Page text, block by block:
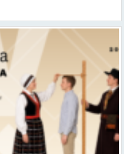
iedzīvotāju mērīšanā